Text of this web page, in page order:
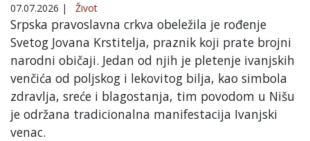
07.07.2026 | Život
Srpska pravoslavna crkva obeležila je rođenje
Svetog Jovana Krstitelja, praznik koji prate brojni
narodni običaji. Jedan od njih je pletenje ivanjskih
venčića od poljskog i lekovitog bilja, kao simbola
zdravlja, sreće i blagostanja, tim povodom u Nišu
je održana tradicionalna manifestacija Ivanjski
venac.